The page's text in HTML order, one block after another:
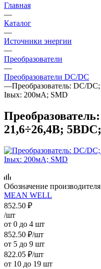
Главная
—
Каталог
—
Источники энергии
—
Преобразователи
—
Преобразователи DC/DC
—Преобразователь: DC/
Iвых: 200мА; SMD
21,6÷26,4В;
Обозначение
MEAN WELL
852.50 ₽
/шт
от 0 до 4 шт
852.50 ₽/шт
от 5 до 9 шт
822.05 ₽/шт
от 10 до 19 шт